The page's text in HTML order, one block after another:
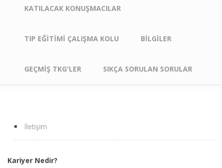
KATILACAK KONUŞMACILAR
TIP EĞITIMI ÇALIŞMA KOLU BILGILER
GEÇMIŞ TKG'LER SIKÇA SORULAN SORULAR
Footer
İletişim
Kariyer Nedir?